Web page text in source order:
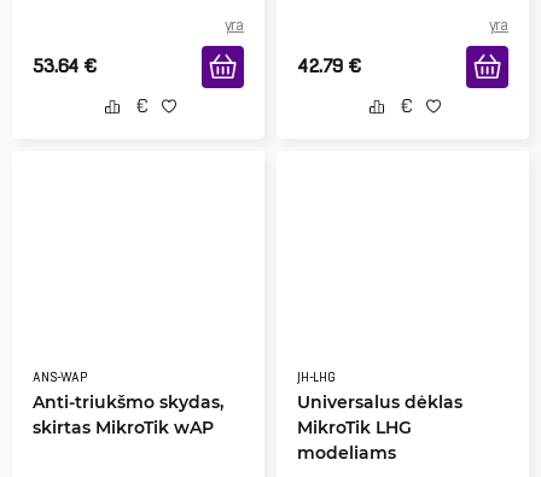
yra
53.64 €
yra
42.79 €
ANS-WAP
Anti-triukšmo skydas,
skirtas MikroTik wAP
JH-LHG
Universalus dėklas
MikroTik LHG
modeliams